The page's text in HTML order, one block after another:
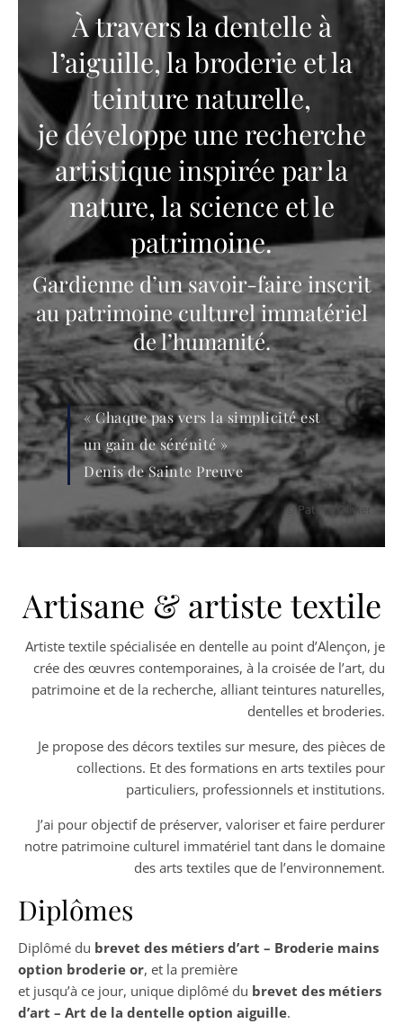
À travers la dentelle à
l’aiguille, la broderie et la
teinture naturelle,
je développe une recherche
artistique inspirée par la
nature, la science et le
patrimoine.
Gardienne d’un savoir-faire inscrit
au patrimoine culturel immatériel
de l’humanité.
« Chaque pas vers la simplicité est
un gain de sérénité »
Denis de Sainte Preuve
© Patrice Olivier
Artisane & artiste textile
Artiste textile spécialisée en dentelle au point d’Alençon, je
crée des œuvres contemporaines, à la croisée de l’art, du
patrimoine et de la recherche, alliant teintures naturelles,
dentelles et broderies.
Je propose des décors textiles sur mesure, des pièces de
collections. Et des formations en arts textiles pour
particuliers, professionnels et institutions.
J’ai pour objectif de préserver, valoriser et faire perdurer
notre patrimoine culturel immatériel tant dans le domaine
des arts textiles que de l’environnement.
Diplômes
Diplômé du brevet des métiers d’art – Broderie mains
option broderie or, et la première
et jusqu’à ce jour, unique diplômé du brevet des métiers
d’art – Art de la dentelle option aiguille.